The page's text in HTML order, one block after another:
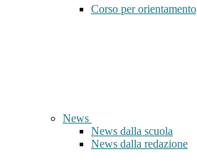
Corso per orientamento
News
News dalla scuola
News dalla redazione